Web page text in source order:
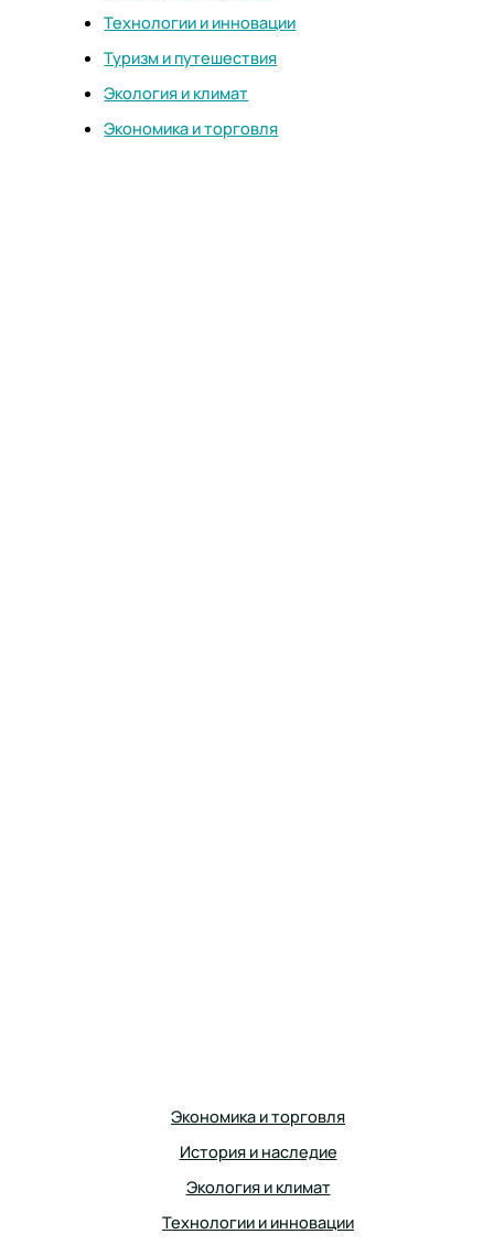
Технологии и инновации
Туризм и путешествия
Экология и климат
Экономика и торговля
Экономика и торговля
История и наследие
Экология и климат
Технологии и инновации